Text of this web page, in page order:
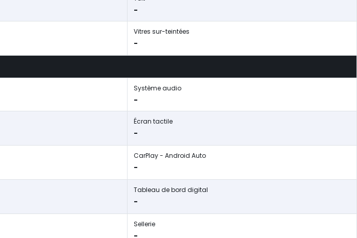
-
Vitres sur-teintées
-
Système audio
-
Écran tactile
-
CarPlay - Android Auto
-
Tableau de bord digital
-
Sellerie
-